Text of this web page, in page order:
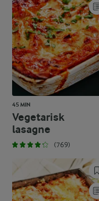
45 MIN
Vegetarisk
lasagne
(769)